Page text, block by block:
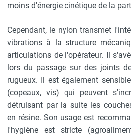
moins d'énergie cinétique de la
Cependant, le nylon transmet
vibrations à la structure
articulations de l'opérateur. Il
lors du passage sur des joints
rugueux. Il est également
(copeaux, vis) qui peuvent
détruisant par la suite les
en résine. Son usage est
l'hygiène est stricte